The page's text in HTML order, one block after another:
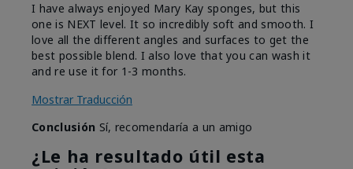
I have always enjoyed Mary Kay sponges, but this
one is NEXT level. It so incredibly soft and smooth. I
love all the different angles and surfaces to get the
best possible blend. I also love that you can wash it
and re use it for 1-3 months.
Mostrar Traducción
Conclusión Sí, recomendaría a un amigo
¿Le ha resultado útil esta